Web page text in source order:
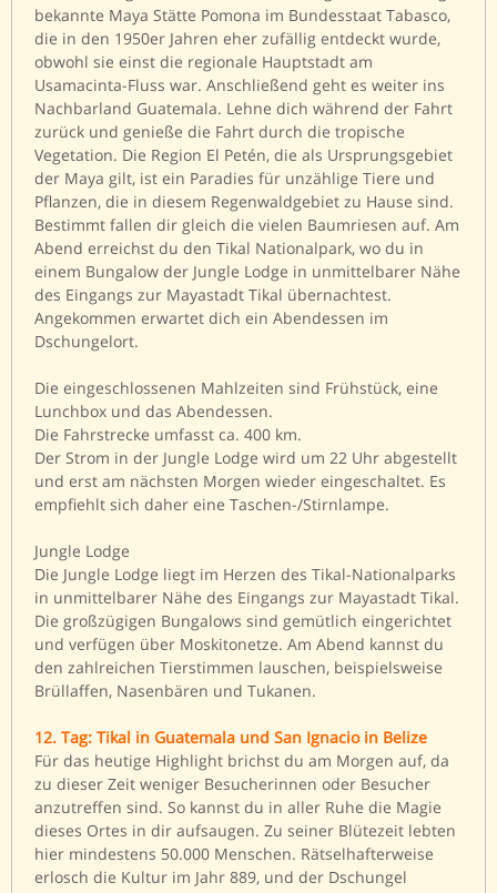
bekannte Maya Stätte Pomona im Bundesstaat Tabasco,
die in den 1950er Jahren eher zufällig entdeckt wurde,
obwohl sie einst die regionale Hauptstadt am
Usamacinta-Fluss war. Anschließend geht es weiter ins
Nachbarland Guatemala. Lehne dich während der Fahrt
zurück und genieße die Fahrt durch die tropische
Vegetation. Die Region El Petén, die als Ursprungsgebiet
der Maya gilt, ist ein Paradies für unzählige Tiere und
Pflanzen, die in diesem Regenwaldgebiet zu Hause sind.
Bestimmt fallen dir gleich die vielen Baumriesen auf. Am
Abend erreichst du den Tikal Nationalpark, wo du in
einem Bungalow der Jungle Lodge in unmittelbarer Nähe
des Eingangs zur Mayastadt Tikal übernachtest.
Angekommen erwartet dich ein Abendessen im
Dschungelort.
Die eingeschlossenen Mahlzeiten sind Frühstück, eine
Lunchbox und das Abendessen.
Die Fahrstrecke umfasst ca. 400 km.
Der Strom in der Jungle Lodge wird um 22 Uhr abgestellt
und erst am nächsten Morgen wieder eingeschaltet. Es
empfiehlt sich daher eine Taschen-/Stirnlampe.
Jungle Lodge
Die Jungle Lodge liegt im Herzen des Tikal-Nationalparks
in unmittelbarer Nähe des Eingangs zur Mayastadt Tikal.
Die großzügigen Bungalows sind gemütlich eingerichtet
und verfügen über Moskitonetze. Am Abend kannst du
den zahlreichen Tierstimmen lauschen, beispielsweise
Brüllaffen, Nasenbären und Tukanen.
12. Tag: Tikal in Guatemala und San Ignacio in Belize
Für das heutige Highlight brichst du am Morgen auf, da
zu dieser Zeit weniger Besucherinnen oder Besucher
anzutreffen sind. So kannst du in aller Ruhe die Magie
dieses Ortes in dir aufsaugen. Zu seiner Blütezeit lebten
hier mindestens 50.000 Menschen. Rätselhafterweise
erlosch die Kultur im Jahr 889, und der Dschungel